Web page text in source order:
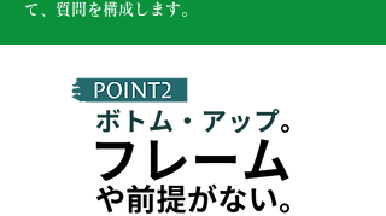
て、質問を構成します。